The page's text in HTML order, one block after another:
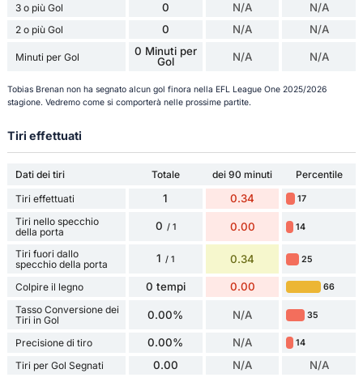
3 o più Gol 0 N/A N/A
2 o più Gol 0 N/A N/A
Minuti per Gol
0 Minuti per
Gol
N/A N/A
Tobias Brenan non ha segnato alcun gol finora nella EFL League One 2025/2026
stagione. Vedremo come si comporterà nelle prossime partite.
Tiri effettuati
Dati dei tiri Totale dei 90 minuti
Percentile
Tiri effettuati
1 0.34 17
Tiri nello specchio
della porta
0 / 1 0.00 14
Tiri fuori dallo
specchio della porta
1 / 1 0.34 25
Colpire il legno 0 tempi 0.00 66
Tasso Conversione dei
Tiri in Gol
0.00% N/A 35
Precisione di tiro 0.00% N/A 14
Tiri per Gol Segnati 0.00 N/A N/A